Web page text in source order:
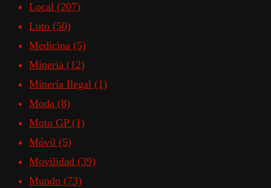
Local (207)
Luto (50)
Medicina (5)
Mineria (12)
Minería Ilegal (1)
Moda (8)
Moto GP (1)
Móvil (5)
Movilidad (39)
Mundo (73)